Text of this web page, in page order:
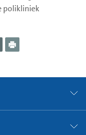
polikliniek